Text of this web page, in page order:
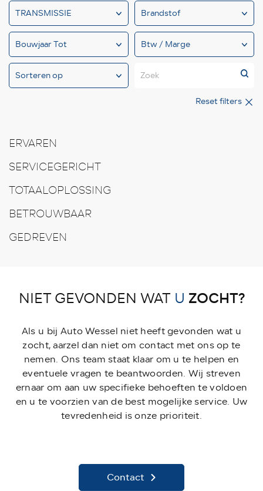
Zoek
Reset filters
ERVAREN
SERVICEGERICHT
TOTAALOPLOSSING
BETROUWBAAR
GEDREVEN
NIET GEVONDEN WAT U ZOCHT?
Als u bij Auto Wessel niet heeft gevonden wat u
zocht, aarzel dan niet om contact met ons op te
nemen. Ons team staat klaar om u te helpen en
eventuele vragen te beantwoorden. Wij streven
ernaar om aan uw specifieke behoeften te voldoen
en u te voorzien van de best mogelijke service. Uw
tevredenheid is onze prioriteit.
Contact